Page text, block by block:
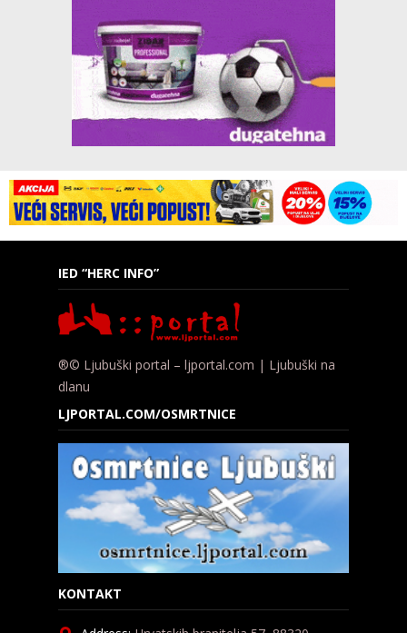
IED “HERC INFO”
®© Ljubuški portal – ljportal.com | Ljubuški na
dlanu
LJPORTAL.COM/OSMRTNICE
KONTAKT